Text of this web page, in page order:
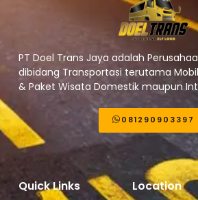
PT Doel Trans Jaya adalah
dibidang Transportasi terutama
& Paket Wisata Domestik maupun
081290903397
Quick Links Location